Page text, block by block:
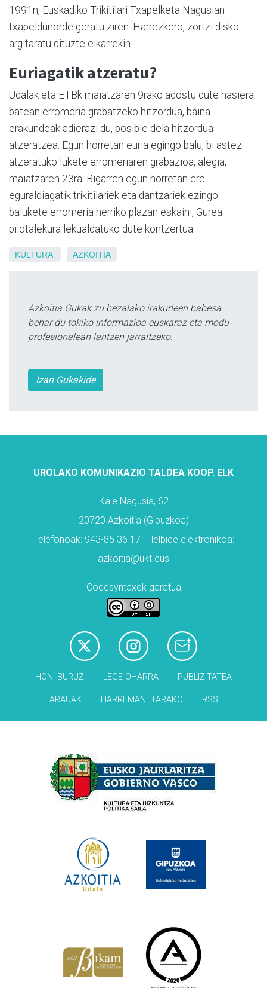
1991n, Euskadiko Trikitilari Txapelketa Nagusian
txapeldunorde geratu ziren. Harrezkero, zortzi disko
argitaratu dituzte elkarrekin.
Euriagatik atzeratu?
Udalak eta ETBk maiatzaren 9rako adostu dute hasiera
batean erromeria grabatzeko hitzordua, baina
erakundeak adierazi du, posible dela hitzordua
atzeratzea. Egun horretan euria egingo balu, bi astez
atzeratuko lukete erromeriaren grabazioa, alegia,
maiatzaren 23ra. Bigarren egun horretan ere
eguraldiagatik trikitilariek eta dantzariek ezingo
balukete erromeria herriko plazan eskaini, Gurea
pilotalekura lekualdatuko dute kontzertua.
KULTURA AZKOITIA
Azkoitia Gukak zu bezalako irakurleen babesa
behar du tokiko informazioa euskaraz eta modu
profesionalean lantzen jarraitzeko.
Izan Gukakide
UROLAKO KOMUNIKAZIO TALDEA KOOP. ELK
Kale Nagusia, 62
20720 Azkoitia (Gipuzkoa)
Telefonoak: 943-85 36 17 | Helbide elektronikoa:
azkoitia@ukt.eus
Codesyntaxek garatua
HONI BURUZ LEGE OHARRA PUBLIZITATEA
ARAUAK HARREMANETARAKO RSS